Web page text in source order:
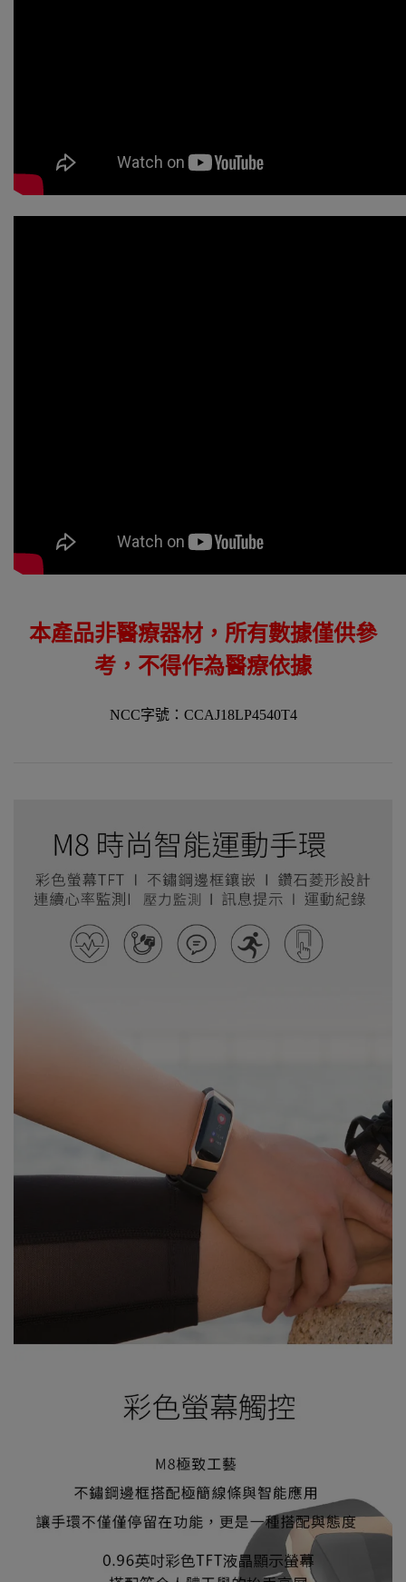
本產品非醫療器材，所有數據僅供參
考，不得作為醫療依據
NCC字號：CCAJ18LP4540T4